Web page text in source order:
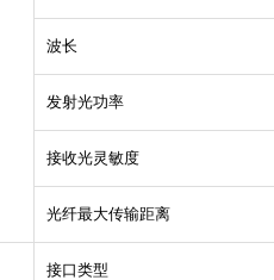
波长
发射光功率
接收光灵敏度
光纤最大传输距离
接口类型